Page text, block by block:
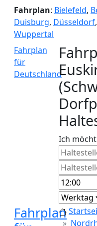
Fahrplan: Bielefeld,
Duisburg, Düsseldorf,
Wuppertal
Fahrplan
für
Deutschland
Ich
Fahrplan